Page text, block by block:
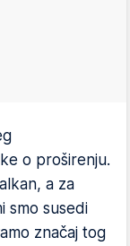
o proširenju.
a za
smo susedi
značaj tog